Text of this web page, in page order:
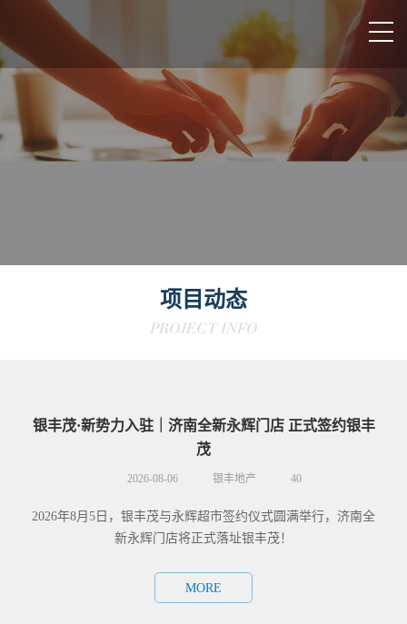
项目动态
PROJECT INFO
银丰茂·新势力入驻｜济南全新永辉门店 正式签约银丰
茂
2026-08-06 银丰地产 40
2026年8月5日，银丰茂与永辉超市签约仪式圆满举行，济南全
新永辉门店将正式落址银丰茂！
MORE